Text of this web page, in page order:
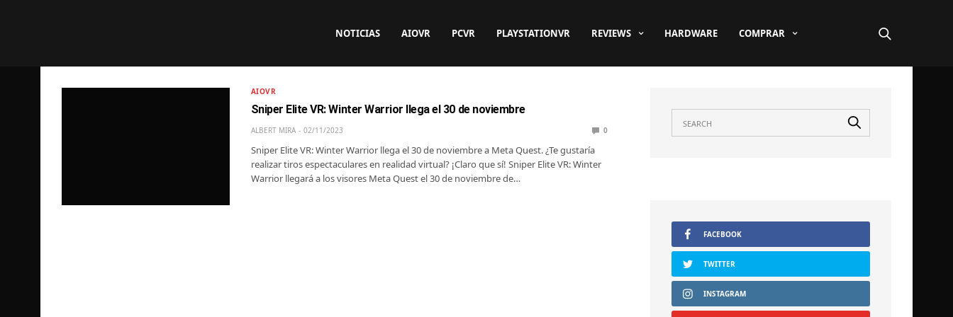
NOTICIAS AIOVR PCVR PLAYSTATIONVR REVIEWS HARDWARE COMPRAR
AIOVR
Sniper Elite VR: Winter Warrior llega el 30 de noviembre
ALBERT MIRA 02/11/2023 0
Sniper Elite VR: Winter Warrior llega el 30 de noviembre a Meta Quest. ¿Te gustaría
realizar tiros espectaculares en realidad virtual? ¡Claro que sí! Sniper Elite VR: Winter
Warrior llegará a los visores Meta Quest el 30 de noviembre de…
FACEBOOK
TWITTER
INSTAGRAM